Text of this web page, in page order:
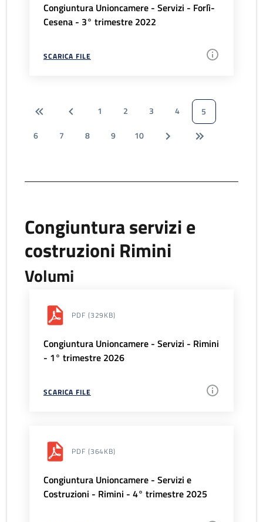
Congiuntura Unioncamere - Servizi - Forlì-
Cesena - 3° trimestre 2022
SCARICA FILE
1 2 3 4
5
6
7 8 9 10
Congiuntura servizi e
costruzioni Rimini
Volumi
PDF (329KB)
Congiuntura Unioncamere - Servizi - Rimini
- 1° trimestre 2026
SCARICA FILE
PDF (364KB)
Congiuntura Unioncamere - Servizi e
Costruzioni - Rimini - 4° trimestre 2025